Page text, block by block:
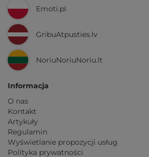
Emoti.pl
GribuAtpusties.lv
NoriuNoriuNoriu.lt
Informacja
O nas
Kontakt
Artykuły
Regulamin
Wyświetlanie propozycji usług
Polityka prywatności